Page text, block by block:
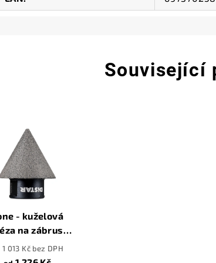
Související
- kuželová
na zábrus
v dlažbě
013 Kč bez DPH